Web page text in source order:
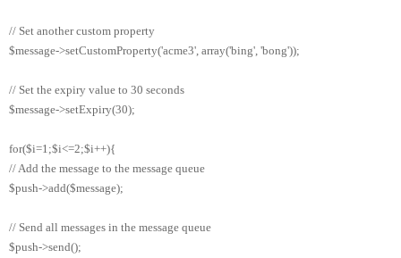
// Set another custom property
$message->setCustomProperty('acme3', array('bing', 'bong'));
// Set the expiry value to 30 seconds
$message->setExpiry(30);
for($i=1;$i<=2;$i++){
// Add the message to the message queue
$push->add($message);
// Send all messages in the message queue
$push->send();